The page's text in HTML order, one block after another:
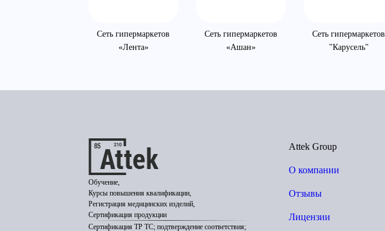
Сеть гипермаркетов
«Лента»
Сеть гипермаркетов
«Ашан»
Сеть гипермаркетов
"Карусель"
Обучение,
Курсы повышения квалификации,
Регистрация медицинских изделий,
Сертификация продукции
Сертификация ТР ТС; подтверждение соответствия;
Attek Group
О компании
Отзывы
Лицензии